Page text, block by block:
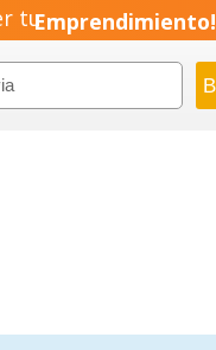
tuEmprendimiento!